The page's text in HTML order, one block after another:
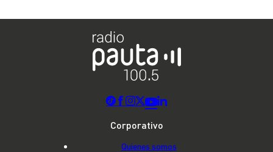
Corporativo
Quienes somos